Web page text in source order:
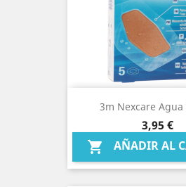
3m Nexcare Agua
Precio
3,95 €
 AÑADIR AL